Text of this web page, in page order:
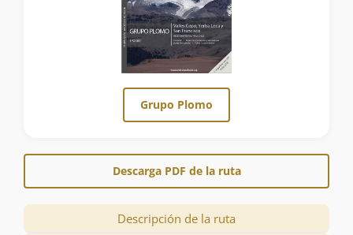
Grupo Plomo
Descarga PDF de la ruta
Descripción de la ruta